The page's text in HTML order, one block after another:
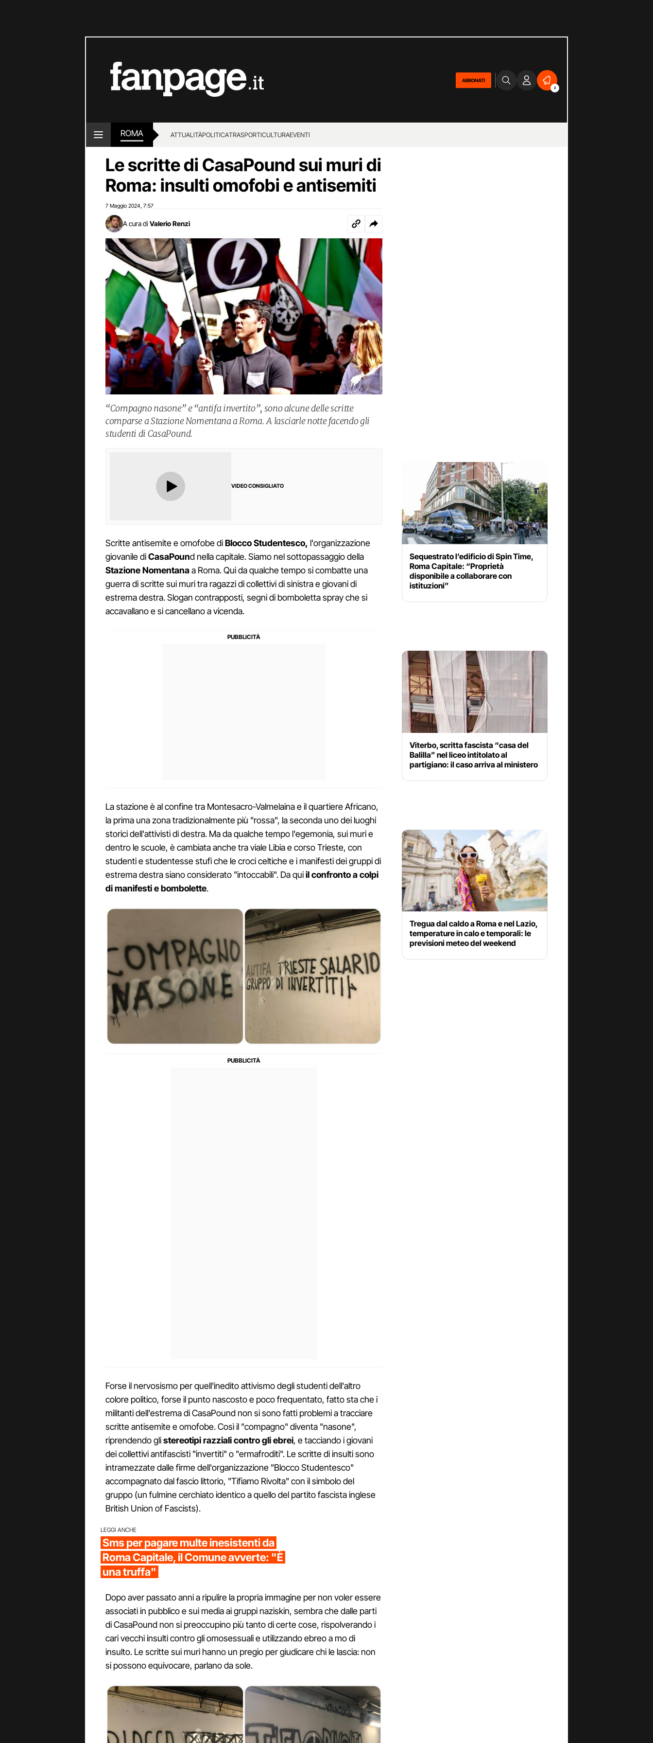
ABBONATI
2
ROMA ATTUALITÀPOLITICATRASPORTICULTURAEVENTI
Le scritte di CasaPound sui muri di
Roma: insulti omofobi e antisemiti
7 Maggio 2024 7:57
A cura di Valerio Renzi
“Compagno nasone” e “antifa invertito”, sono alcune delle scritte
comparse a Stazione Nomentana a Roma. A lasciarle notte facendo gli
studenti di CasaPound.
VIDEO CONSIGLIATO
Scritte antisemite e omofobe diBlocco Studentesco, l'organizzazione
giovanile diCasaPound nella capitale. Siamo nel sottopassaggio della
Stazione Nomentanaa Roma. Qui da qualche tempo si combatte una
guerra di scritte sui muri tra ragazzi di collettivi di sinistra e giovani di
estrema destra. Slogan contrapposti, segni di bomboletta spray che si
accavallano e si cancellano a vicenda.
La stazione è al confine tra Montesacro-Valmelaina e il quartiere Africano,
la prima una zona tradizionalmente più "rossa", la seconda uno dei luoghi
storici dell'attivisti di destra. Ma da qualche tempo l'egemonia, sui muri e
dentro le scuole, è cambiata anche tra viale Libia e corso Trieste, con
studenti e studentesse stufi che le croci celtiche e i manifesti dei gruppi di
estrema destra siano considerato "intoccabili". Da quiil confronto a colpi
di manifesti e bombolette.
Forse il nervosismo per quell'inedito attivismo degli studenti dell'altro
colore politico, forse il punto nascosto e poco frequentato, fatto sta che i
militanti dell'estrema di CasaPound non si sono fatti problemi a tracciare
scritte antisemite e omofobe. Così il "compagno" diventa "nasone",
riprendendo glistereotipi razziali contro gli ebrei, e tacciando i giovani
dei collettivi antifascisti "invertiti" o "ermafroditi". Le scritte di insulti sono
intramezzate dalle firme dell'organizzazione "Blocco Studentesco"
accompagnato dal fascio littorio, "Tifiamo Rivolta" con il simbolo del
gruppo (un fulmine cerchiato identico a quello del partito fascista inglese
British Union of Fascists).
LEGGI ANCHE
Sms per pagare multe inesistenti da
Roma Capitale, il Comune avverte: "È
una truffa"
Dopo aver passato anni a ripulire la propria immagine per non voler essere
associati in pubblico e sui media ai gruppi naziskin, sembra che dalle parti
di CasaPound non si preoccupino più tanto di certe cose, rispolverando i
cari vecchi insulti contro gli omosessuali e utilizzando ebreo a mo di
insulto. Le scritte sui muri hanno un pregio per giudicare chi le lascia: non
si possono equivocare, parlano da sole.
Sequestrato l’edificio di Spin Time,
Roma Capitale: “Proprietà
disponibile a collaborare con
istituzioni”
Viterbo, scritta fascista “casa del
Balilla” nel liceo intitolato al
partigiano: il caso arriva al ministero
Tregua dal caldo a Roma e nel Lazio,
temperature in calo e temporali: le
previsioni meteo del weekend